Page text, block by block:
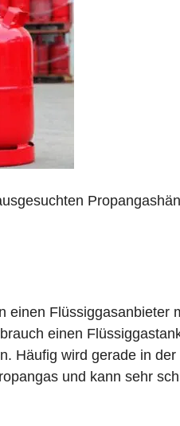
einen Flüssiggasanbieter
einen
Häufig wird gerade in der
und kann sehr